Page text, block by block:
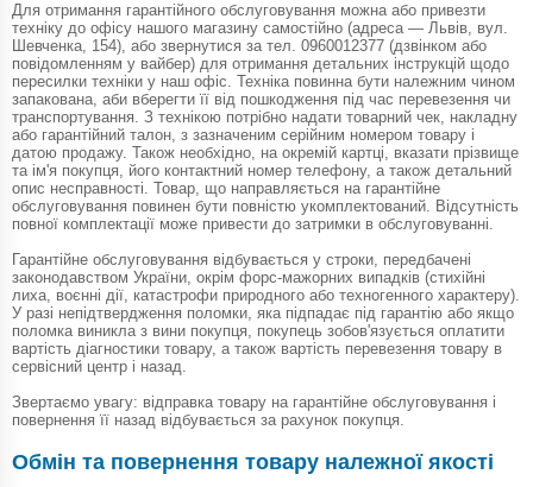
Для отримання гарантійного обслуговування можна або привезти
техніку до офісу нашого магазину самостійно (адреса — Львів, вул.
Шевченка, 154), або звернутися за тел. 0960012377 (дзвінком або
повідомленням у вайбер) для отримання детальних інструкцій щодо
пересилки техніки у наш офіс. Техніка повинна бути належним чином
запакована, аби вберегти її від пошкодження під час перевезення чи
транспортування. З технікою потрібно надати товарний чек, накладну
або гарантійний талон, з зазначеним серійним номером товару і
датою продажу. Також необхідно, на окремій картці, вказати прізвище
та ім'я покупця, його контактний номер телефону, а також детальний
опис несправності. Товар, що направляється на гарантійне
обслуговування повинен бути повністю укомплектований. Відсутність
повної комплектації може привести до затримки в обслуговуванні.
Гарантійне обслуговування відбувається у строки, передбачені
законодавством України, окрім форс-мажорних випадків (стихійні
лиха, воєнні дії, катастрофи природного або техногенного характеру).
У разі непідтвердження поломки, яка підпадає під гарантію або якщо
поломка виникла з вини покупця, покупець зобов'язується оплатити
вартість діагностики товару, а також вартість перевезення товару в
сервісний центр і назад.
Звертаємо увагу: відправка товару на гарантійне обслуговування і
повернення її назад відбувається за рахунок покупця.
Обмін та повернення товару належної якості